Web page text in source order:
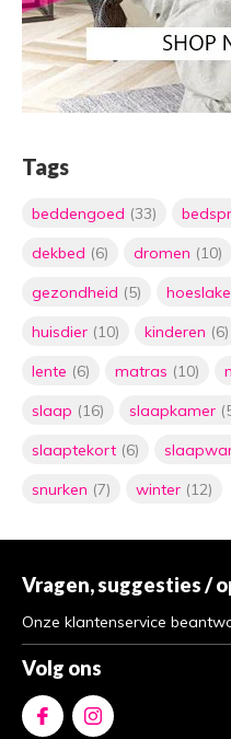
Tags
beddengoed (33)
dekbed (6) dromen (10)
gezondheid (5)
huisdier (10) kinderen (6)
lente (6) matras (10)
slaap (16) slaapkamer
slaaptekort (6)
snurken (7) winter (12)
Vragen, suggesties /
Onze klantenservice
Volg ons